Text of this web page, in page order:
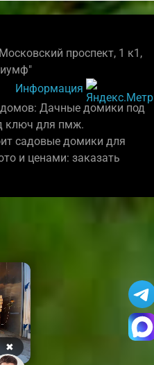
проспект, 1 к1,
Информация
домов: Дачные домики под
ключ для пмж.
садовые домики для
и ценами: заказать
✖